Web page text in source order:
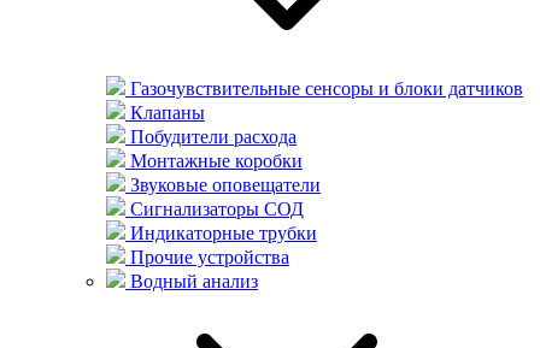
Газочувствительные сенсоры и блоки датчиков
Клапаны
Побудители расхода
Монтажные коробки
Звуковые оповещатели
Сигнализаторы СОД
Индикаторные трубки
Прочие устройства
Водный анализ